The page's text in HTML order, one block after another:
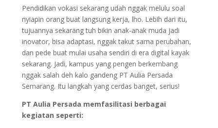
Pendidikan vokasi sekarang udah nggak melulu soal
nyiapin orang buat langsung kerja, lho. Lebih dari itu,
tujuannya sekarang tuh bikin anak-anak muda jadi
inovator, bisa adaptasi, nggak takut sama perubahan,
dan pede buat mulai usaha sendiri di era digital kayak
sekarang. Jadi, kampus yang pengen berkembang
nggak salah deh kalo gandeng PT Aulia Persada
Semarang. Itu langkah yang cerdas banget, serius!
PT Aulia Persada memfasilitasi berbagai
kegiatan seperti: